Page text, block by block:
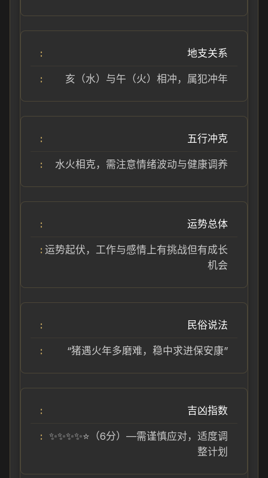
地支关系
亥（水）与午（火）相冲，属犯冲年
五行冲克
水火相克，需注意情绪波动与健康调养
运势总体
运势起伏，工作与感情上有挑战但有成长
机会
民俗说法
“猪遇火年多磨难，稳中求进保安康”
吉凶指数
✨✨✨✨⭐（6分）—需谨慎应对，适度调
整计划